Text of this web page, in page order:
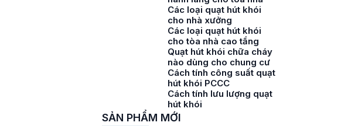
Các loại quạt hút khói
cho nhà xưởng
Các loại quạt hút khói
cho tòa nhà cao tầng
Quạt hút khói chữa cháy
nào dùng cho chung cư
Cách tính công suất quạt
hút khói PCCC
Cách tính lưu lượng quạt
hút khói
SẢN PHẨM MỚI